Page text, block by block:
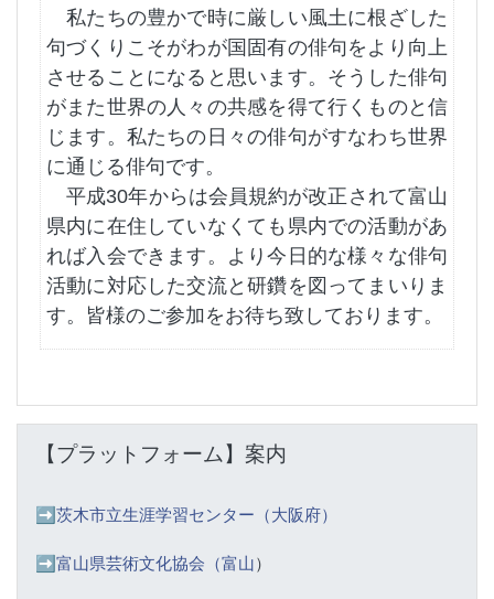
私たちの豊かで時に厳しい風土に根ざした
句づくりこそがわが国固有の俳句をより向上
させることになると思います。そうした俳句
がまた世界の人々の共感を得て行くものと信
じます。私たちの日々の俳句がすなわち世界
に通じる俳句です。
平成30年からは会員規約が改正されて富山
県内に在住していなくても県内での活動があ
れば入会できます。より今日的な様々な俳句
活動に対応した交流と研鑽を図ってまいりま
す。皆様のご参加をお待ち致しております。
【プラットフォーム】案内
➡️ 茨木市立生涯学習センター（大阪府）
➡️富山県芸術文化協会（富山）